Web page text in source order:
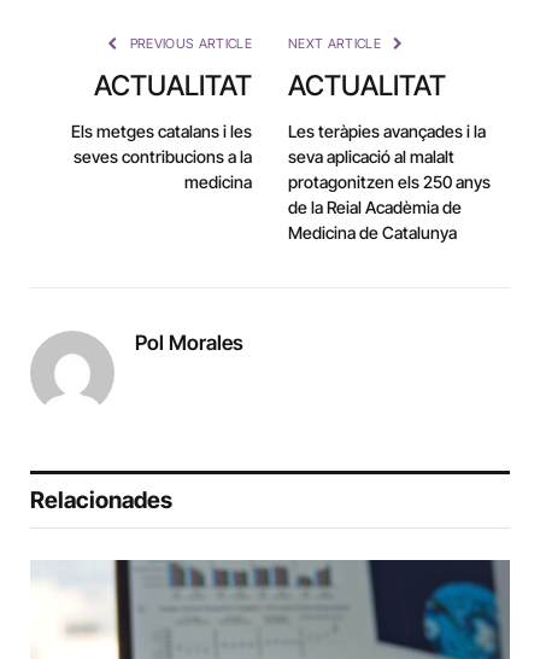
PREVIOUS ARTICLE
ACTUALITAT
Els metges catalans i les
seves contribucions a la
medicina
NEXT ARTICLE
ACTUALITAT
Les teràpies avançades i la
seva aplicació al malalt
protagonitzen els 250 anys
de la Reial Acadèmia de
Medicina de Catalunya
Pol Morales
Relacionades